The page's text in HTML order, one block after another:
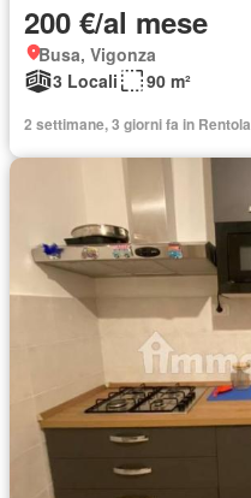
200 €/al mese
Busa, Vigonza
3 Locali
90 m²
2 settimane, 3 giorni fa in Rentola